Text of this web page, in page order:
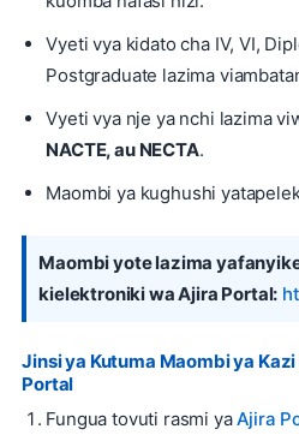
Vyeti vya kidato cha IV, VI,
Postgraduate lazima
Vyeti vya nje ya nchi lazima
NACTE, au NECTA.
Maombi ya kughushi
Maombi yote lazima
kielektroniki wa Ajira Portal:
Jinsi ya Kutuma Maombi ya
Portal
Fungua tovuti rasmi yaAjira